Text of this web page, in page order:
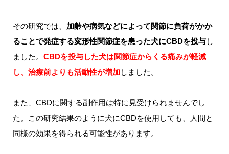
その研究では、 加齢や病気などによって関節に負荷がかか
ることで発症する変形性関節症を患った犬にCBDを投与し
ました。 CBDを投与した犬は関節症からくる痛みが軽減
し、治療前よりも活動性が増加 しました。
また、CBDに関する副作用は特に見受けられませんでし
た。この研究結果のように犬にCBDを使用しても、人間と
同様の効果を得られる可能性があります。